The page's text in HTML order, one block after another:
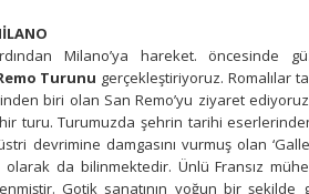
Tümünü Reddet
Milano’ya hareket. öncesinde
Turunu gerçekleştiriyoruz. Romalılar
biri olan San Remo’yu ziyaret
turu.Turumuzda şehrin tarihi
devrimine damgasını vurmuş olan
olarak da bilinmektedir. Ünlü Fransız
Gotik sanatının yoğun bir şekilde